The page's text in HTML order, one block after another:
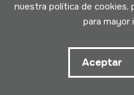
nuestra política de cookies,
para mayor
Aceptar